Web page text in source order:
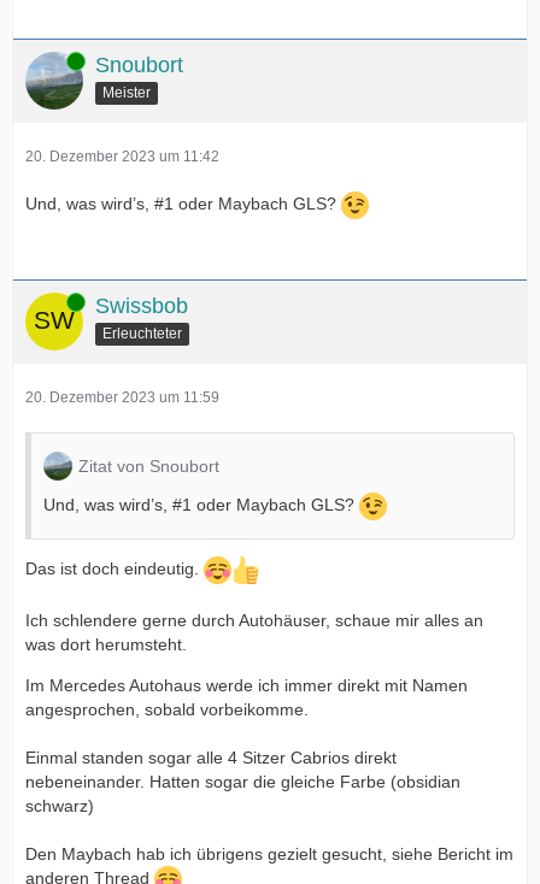
Online Snoubort
Meister
20. Dezember 2023 um 11:42
Und, was wird’s, #1 oder Maybach GLS?
Online Swissbob
Erleuchteter
20. Dezember 2023 um 11:59
Zitat von Snoubort
Und, was wird’s, #1 oder Maybach GLS?
Das ist doch eindeutig.
Ich schlendere gerne durch Autohäuser, schaue mir alles an
was dort herumsteht.
Im Mercedes Autohaus werde ich immer direkt mit Namen
angesprochen, sobald vorbeikomme.
Einmal standen sogar alle 4 Sitzer Cabrios direkt
nebeneinander. Hatten sogar die gleiche Farbe (obsidian
schwarz)
Den Maybach hab ich übrigens gezielt gesucht, siehe Bericht im
anderen Thread